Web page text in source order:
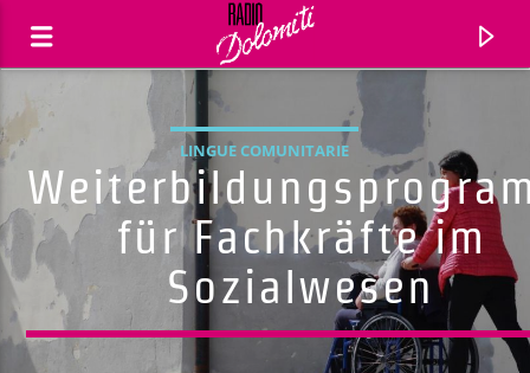
LINGUE COMUNITARIE
für Fachkräfte im
Sozialwesen